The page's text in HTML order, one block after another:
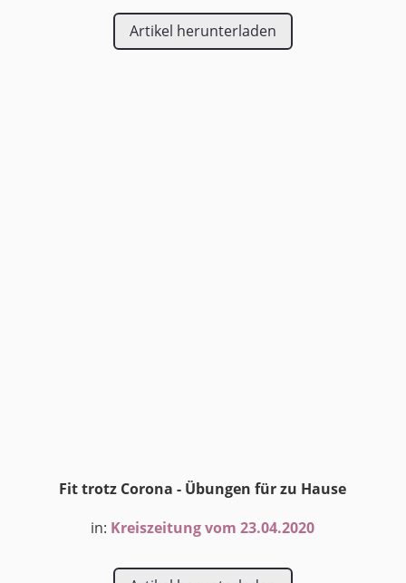
Artikel herunterladen
Fit trotz Corona - Übungen für zu Hause
in: Kreiszeitung vom 23.04.2020